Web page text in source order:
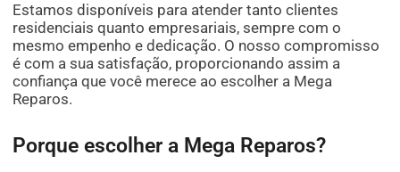
Estamos disponíveis para atender tanto clientes
residenciais quanto empresariais, sempre com o
mesmo empenho e dedicação. O nosso compromisso
é com a sua satisfação, proporcionando assim a
confiança que você merece ao escolher a Mega
Reparos.
Porque escolher a Mega Reparos?